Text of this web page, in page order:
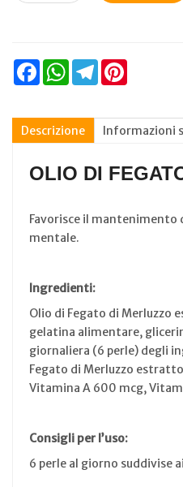
FacebookWhatsAppTelegram
Descrizione Informazioni
OLIO DI
Favorisce il mantenimento
mentale.
Ingredienti:
Olio di Fegato di Merluzzo
gelatina alimentare,
giornaliera (6 perle) degli
Fegato di Merluzzo
Vitamina A 600 mcg,
Consigli per l’uso:
6 perle al giorno suddivise